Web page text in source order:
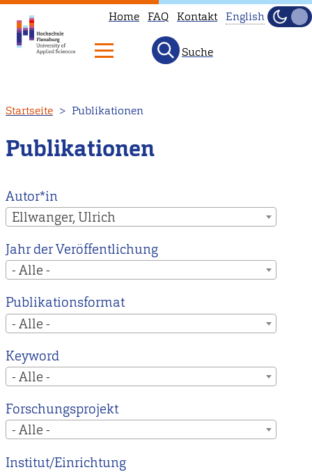
zum
Inhalt
Home FAQ Kontakt
to
our
main
instead.
English
Hell
Suche
Startseite Publikationen
Publikationen
Autor*in
Ellwanger, Ulrich
Jahr der Veröffentlichung
- Alle -
Publikationsformat
- Alle -
Keyword
- Alle -
Forschungsprojekt
- Alle -
Institut/Einrichtung